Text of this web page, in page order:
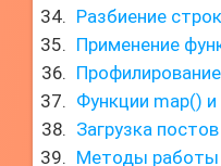
Разбиение
Применение
Функции map()
Загрузка
Методы работы